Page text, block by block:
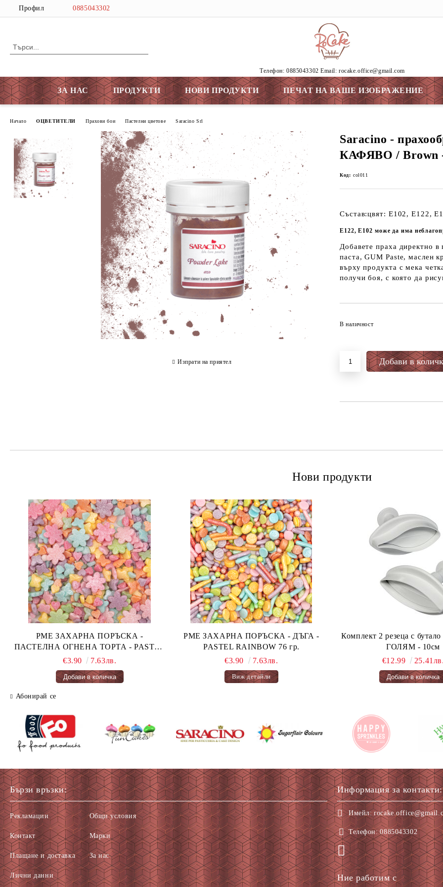
Профил 0885043302
Tелефон: 0885043302 Email: rocake.office@gmail.com
ЗА НАС ПРОДУКТИ НОВИ ПРОДУКТИ ПЕЧАТ НА ВАШЕ ИЗОБРАЖЕНИЕ
Начало ОЦВЕТИТЕЛИ Прахови бои Пастелни цветове Saracino Srl
Saracino -
КАФЯВО / Brown
Код: col011
Състав:цвят: E102, E122,
Е122, E102 може да има
Добавете праха директно
паста, GUM Paste, маслен
върху продукта с мека
получи боя, с която да
В наличност
Изпрати на приятел
Нови продукти
PME ЗАХАРНА ПОРЪСКА -
ПАСТЕЛНА ОГНЕНА ТОРТА - PASTEL
FAIRY CAKES 66 гр.
€3.90 7.63лв.
PME ЗАХАРНА ПОРЪСКА - ДЪГА -
PASTEL RAINBOW 76 гр.
€3.90
7.63лв.
Виж детайли
Комплект 2 резеца с
ГОЛЯМ - 10см
€12.99
Абонирай се
Бързи връзки:
Рекламации
Контакт
Плащане и доставка
Лични данни
Общи условия
Марки
За нас
Информация за контакти:
Имейл:
Телефон: 0885043302
Ние работим с